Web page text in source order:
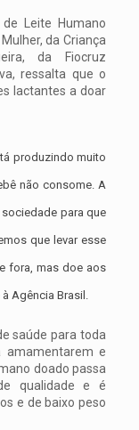
Leite Humano
da Criança
da Fiocruz
ressalta que o
lactantes a doar
produzindo muito
não consome. A
para que
que levar esse
fora, mas doe aos
Agência Brasil.
saúde para toda
amamentarem e
doado passa
qualidade e é
e de baixo peso